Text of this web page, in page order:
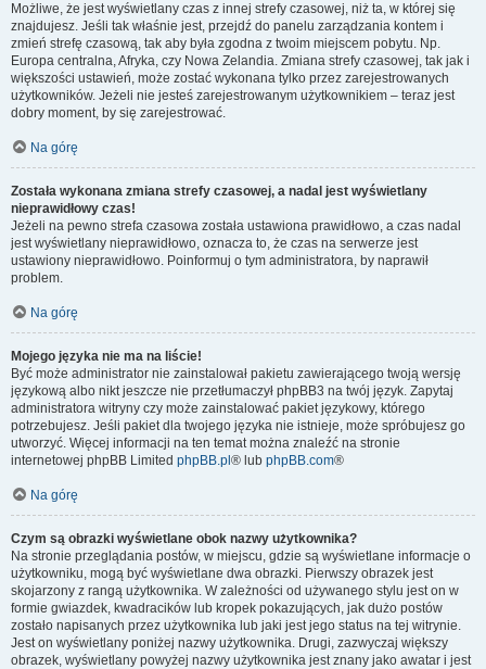
Możliwe, że jest wyświetlany czas z innej strefy czasowej, niż ta, w której się
znajdujesz. Jeśli tak właśnie jest, przejdź do panelu zarządzania kontem i
zmień strefę czasową, tak aby była zgodna z twoim miejscem pobytu. Np.
Europa centralna, Afryka, czy Nowa Zelandia. Zmiana strefy czasowej, tak jak i
większości ustawień, może zostać wykonana tylko przez zarejestrowanych
użytkowników. Jeżeli nie jesteś zarejestrowanym użytkownikiem – teraz jest
dobry moment, by się zarejestrować.
Na górę
Została wykonana zmiana strefy czasowej, a nadal jest wyświetlany
nieprawidłowy czas!
Jeżeli na pewno strefa czasowa została ustawiona prawidłowo, a czas nadal
jest wyświetlany nieprawidłowo, oznacza to, że czas na serwerze jest
ustawiony nieprawidłowo. Poinformuj o tym administratora, by naprawił
problem.
Na górę
Mojego języka nie ma na liście!
Być może administrator nie zainstalował pakietu zawierającego twoją wersję
językową albo nikt jeszcze nie przetłumaczył phpBB3 na twój język. Zapytaj
administratora witryny czy może zainstalować pakiet językowy, którego
potrzebujesz. Jeśli pakiet dla twojego języka nie istnieje, może spróbujesz go
utworzyć. Więcej informacji na ten temat można znaleźć na stronie
internetowej phpBB Limited phpBB.pl ® lub phpBB.com®
Na górę
Czym są obrazki wyświetlane obok nazwy użytkownika?
Na stronie przeglądania postów, w miejscu, gdzie są wyświetlane informacje o
użytkowniku, mogą być wyświetlane dwa obrazki. Pierwszy obrazek jest
skojarzony z rangą użytkownika. W zależności od używanego stylu jest on w
formie gwiazdek, kwadracików lub kropek pokazujących, jak dużo postów
zostało napisanych przez użytkownika lub jaki jest jego status na tej witrynie.
Jest on wyświetlany poniżej nazwy użytkownika. Drugi, zazwyczaj większy
obrazek, wyświetlany powyżej nazwy użytkownika jest znany jako awatar i jest